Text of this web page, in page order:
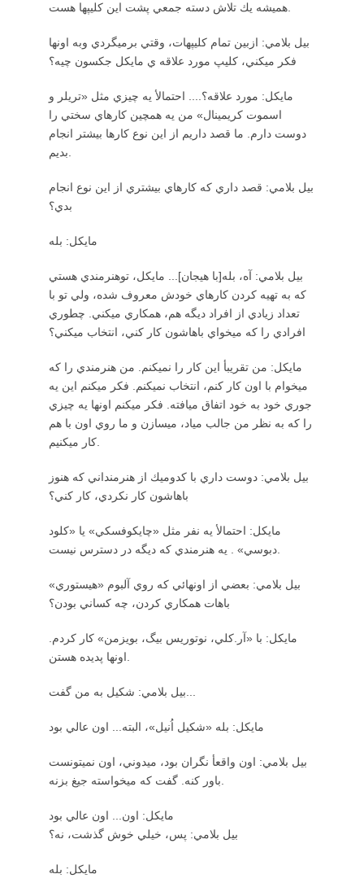
هميشه يك تلاش دسته جمعي پشت اين كليپها هست.
بيل بلامي: ازبين تمام كليپهات، وقتي برميگردي وبه اونها
فكر ميكني، كليپ مورد علاقه ي مايكل جكسون چيه؟
مايكل: مورد علاقه؟.... احتمالأ يه چيزي مثل «تريلر و
اسموت كريمينال» من يه همچين كارهاي سختي را
دوست دارم. ما قصد داريم از اين نوع كارها بيشتر انجام
بيل بلامي: قصد داري كه كارهاي بيشتري از اين نوع انجام
بدي؟
مايكل: بله
بيل بلامي: آه، بله[با هيجان]... مايكل، توهنرمندي هستي
كه به تهيه كردن كارهاي خودش معروف شده، ولي تو با
تعداد زيادي از افراد ديگه هم، همكاري ميكني. چطوري
افرادي را كه ميخواي باهاشون كار كني، انتخاب ميكني؟
مايكل: من تقريبأ اين كار را نميكنم. من هنرمندي را كه
ميخوام با اون كار كنم، انتخاب نميكنم. فكر ميكنم اين يه
جوري خود به خود اتفاق ميافته. فكر ميكنم اونها يه چيزي
را كه به نظر من جالب مياد، ميسازن و ما روي اون با هم
كار ميكنيم.
بيل بلامي: دوست داري با كدوميك از هنرمنداني كه هنوز
باهاشون كار نكردي، كار كني؟
مايكل: احتمالأ يه نفر مثل «چايكوفسكي» يا «كلود
دبوسي» . يه هنرمندي كه ديگه در دسترس نيست.
بيل بلامي: بعضي از اونهائي كه روي آلبوم «هيستوري»
باهات همكاري كردن، چه كساني بودن؟
مايكل: با «آر.كلي، نوتوريس بيگ، بويزمن» كار كردم.
مايكل: بله «شكيل اُنيل»، البته... اون عالي بود
بيل بلامي: اون واقعأ نگران بود، ميدوني، اون نميتونست
مايكل: اون... اون عالي بود
بيل بلامي: پس، خيلي خوش گذشت، نه؟
مايكل: بله